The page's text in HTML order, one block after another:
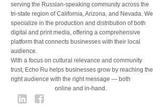
serving the Russian-speaking community across the
tri-state region of California, Arizona, and Nevada. We
specialize in the production and distribution of both
digital and print media, offering a comprehensive
platform that connects businesses with their local
audience.
With a focus on cultural relevance and community
trust, Echo Ru helps businesses grow by reaching the
right audience with the right message — both
online and in-hand.